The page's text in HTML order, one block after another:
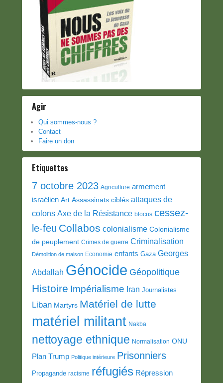
Agir
Qui sommes-nous ?
Contact
Faire un don
Etiquettes
7 octobre 2023 Agriculture armement
israélien Art Assassinats ciblés attaques de
colons Axe de la Résistance blocus cessez-
le-feu Collabos colonialisme Colonialisme
de peuplement Crimes de guerre Criminalisation
Démolition de maison Economie enfants Gaza Georges
Abdallah Génocide Géopolitique
Histoire Impérialisme Iran Journalistes
Liban Martyrs Matériel de lutte
matériel militant Nakba
nettoyage ethnique Normalisation ONU
Plan Trump Politique intérieure Prisonniers
Propagande racisme réfugiés Répression